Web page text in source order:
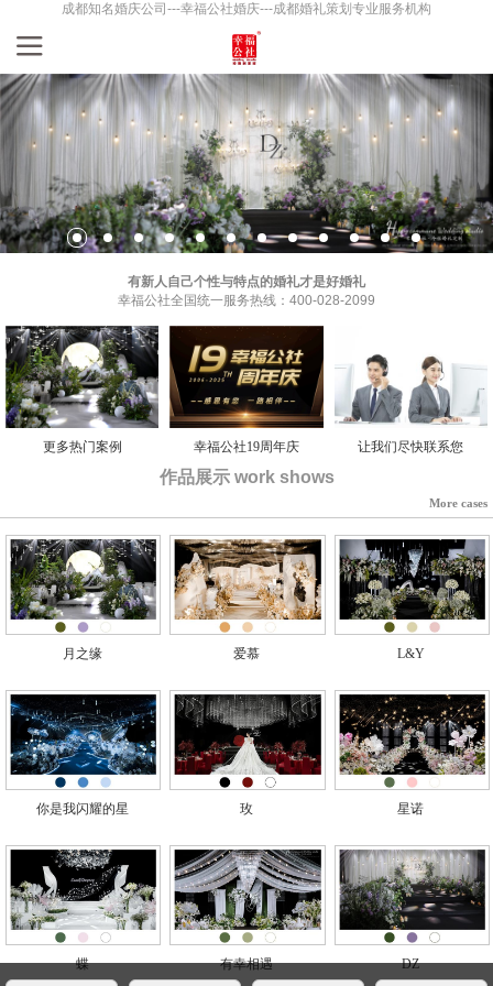
成都知名婚庆公司---幸福公社婚庆---成都婚礼策划专业服务机构
有新人自己个性与特点的婚礼才是好婚礼
幸福公社全国统一服务热线：400-028-2099
更多热门案例 幸福公社19周年庆 让我们尽快联系您
作品展示 work shows
More cases
月之缘 爱慕 L&Y
你是我闪耀的星 玫 星诺
蝶 有幸相遇 DZ